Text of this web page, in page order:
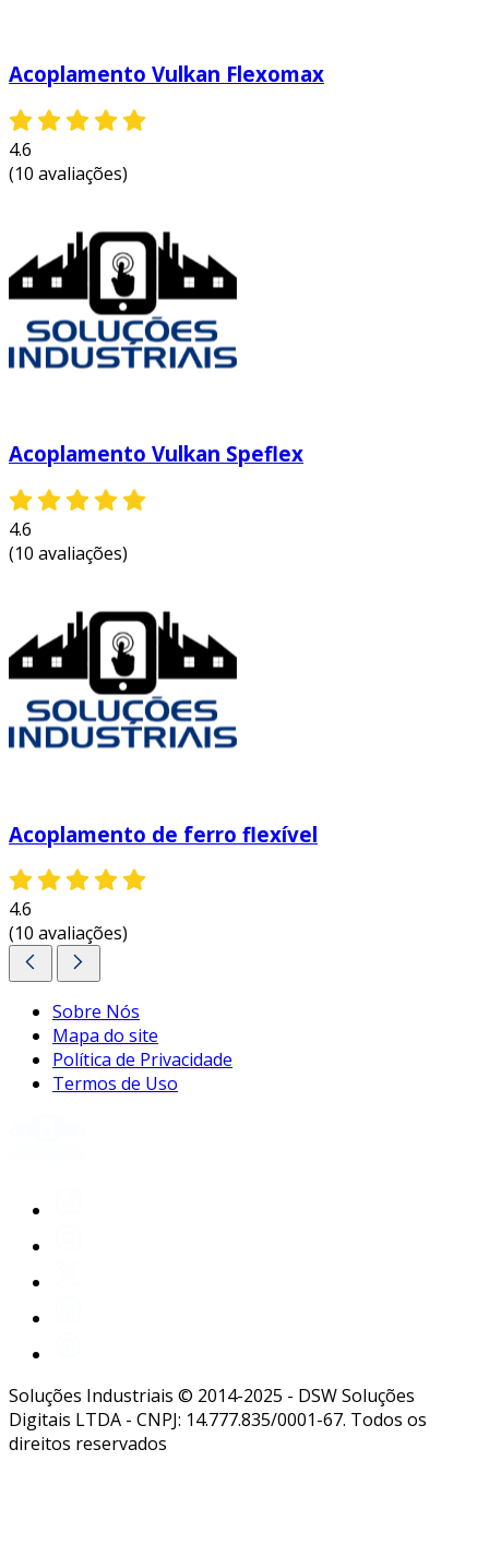
personalizado!
Acoplamento Vulkan Flexomax
4.6
(10 avaliações)
Acoplamento Vulkan Speflex
4.6
(10 avaliações)
Acoplamento de ferro flexível
4.6
(10 avaliações)
Sobre Nós
Mapa do site
Política de Privacidade
Termos de Uso
Soluções Industriais © 2014-2025 - DSW Soluções
Digitais LTDA - CNPJ: 14.777.835/0001-67. Todos os
direitos reservados